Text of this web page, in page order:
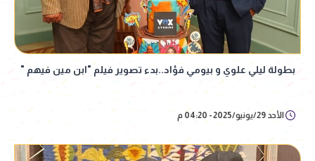
بطولة ليلي علوي و بيومي فؤاد..بدء تصوير فيلم "ابن مين فيهم "
الأحد 29/يونيو/2025 - 04:20 م